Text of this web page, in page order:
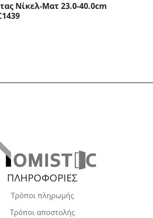
Νίκελ-Ματ 23.0-40.0cm
ΠΛΗΡΟΦΟΡΙΕΣ
Τρόποι πληρωμής
Τρόποι αποστολής